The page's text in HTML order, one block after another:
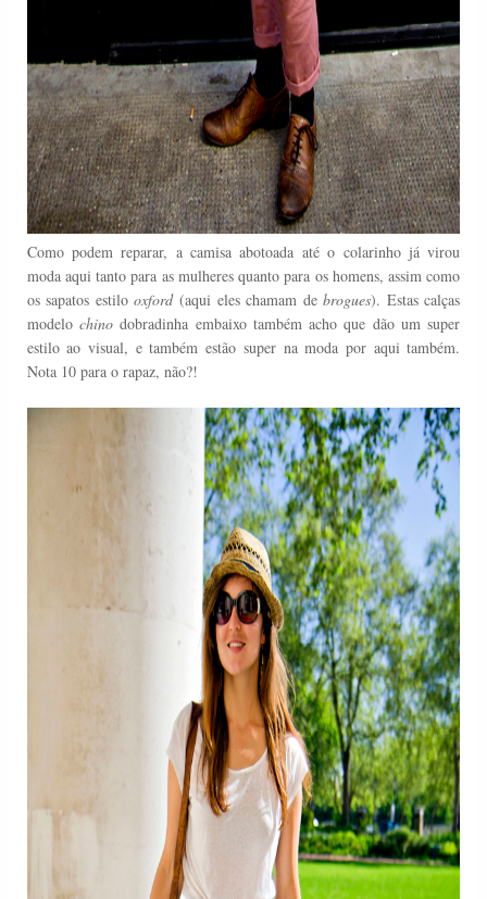
Como podem reparar, a camisa abotoada até o colarinho já virou
moda aqui tanto para as mulheres quanto para os homens, assim como
os sapatos estilooxford(aqui eles chamam debrogues). Estas calças
modelochino dobradinha embaixo também acho que dão um super
estilo ao visual, e também estão super na moda por aqui também.
Nota 10 para o rapaz, não?!